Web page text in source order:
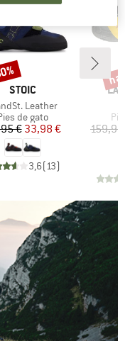
MARCA
STOIC
Leather
group
de gato
Precio
€Precio reducido
33,98 €
3,6(13)
LA